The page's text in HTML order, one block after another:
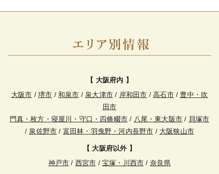
【 大阪府内 】
大阪市 /堺市 /和泉市 / 泉大津市 / 岸和田市 /高石市/ 豊中・吹
田市
門真・枚方・寝屋川・守口・四條畷市 / 八尾・東大阪市 / 貝塚市
/ 泉佐野市 / 富田林・羽曳野・河内長野市 / 大阪狭山市
【 大阪府以外 】
神戸市 / 西宮市 / 宝塚・川西市 / 奈良県